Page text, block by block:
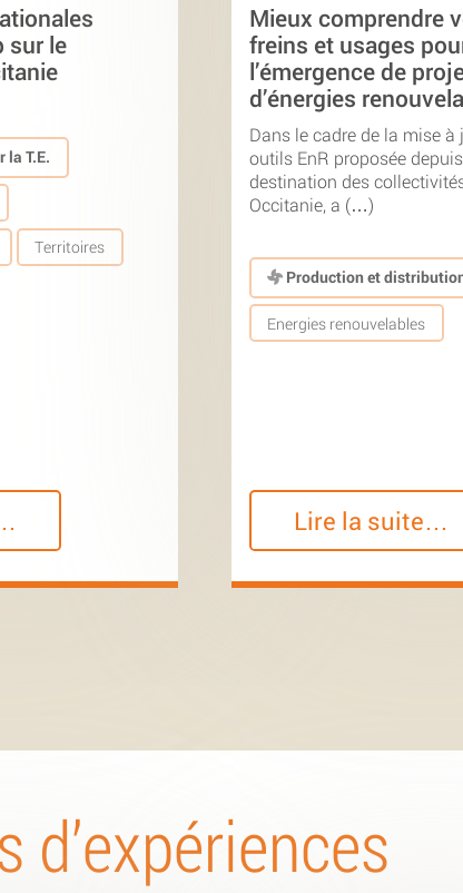
sur le
la T.E.
Territoires
Mieux comprendre
freins et usages
l’émergence de
d’énergies
Dans le cadre de la mise à
outils EnR proposée
destination des
Occitanie, a (…)
Production et
Energies renouvelables
Lire la suite…
d’expériences